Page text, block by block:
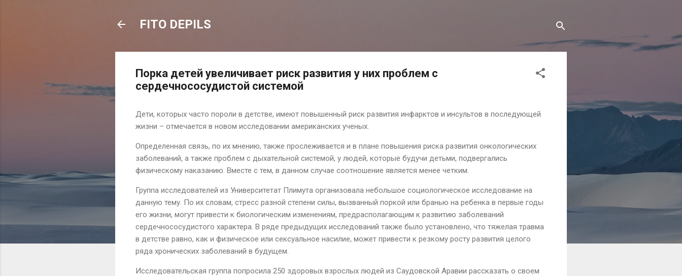
FITO DEPILS
Порка детей увеличивает риск развития у них проблем с
сердечнососудистой системой
Дети, которых часто пороли в детстве, имеют повышенный риск развития инфарктов и инсультов в последующей
жизни – отмечается в новом исследовании американских ученых.
Определенная связь, по их мнению, также прослеживается и в плане повышения риска развития онкологических
заболеваний, а также проблем с дыхательной системой, у людей, которые будучи детьми, подвергались
физическому наказанию. Вместе с тем, в данном случае соотношение является менее четким.
Группа исследователей из Университетат Плимута организовала небольшое социологическое исследование на
данную тему. По их словам, стресс разной степени силы, вызванный поркой или бранью на ребенка в первые годы
его жизни, могут привести к биологическим изменениям, предрасполагающим к развитию заболеваний
сердечнососудистого характера. В ряде предыдущих исследований также было установлено, что тяжелая травма
в детстве равно, как и физическое или сексуальное насилие, может привести к резкому росту развития целого
ряда хронических заболеваний в будущем.
Исследовательская группа попросила 250 здоровых взрослых людей из Саудовской Аравии рассказать о своем